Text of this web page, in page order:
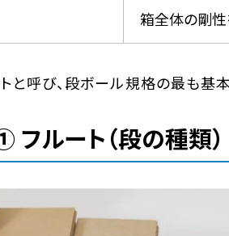
箱全体の剛
と呼び、段ボール規格の最も基
ルート（段の種類）